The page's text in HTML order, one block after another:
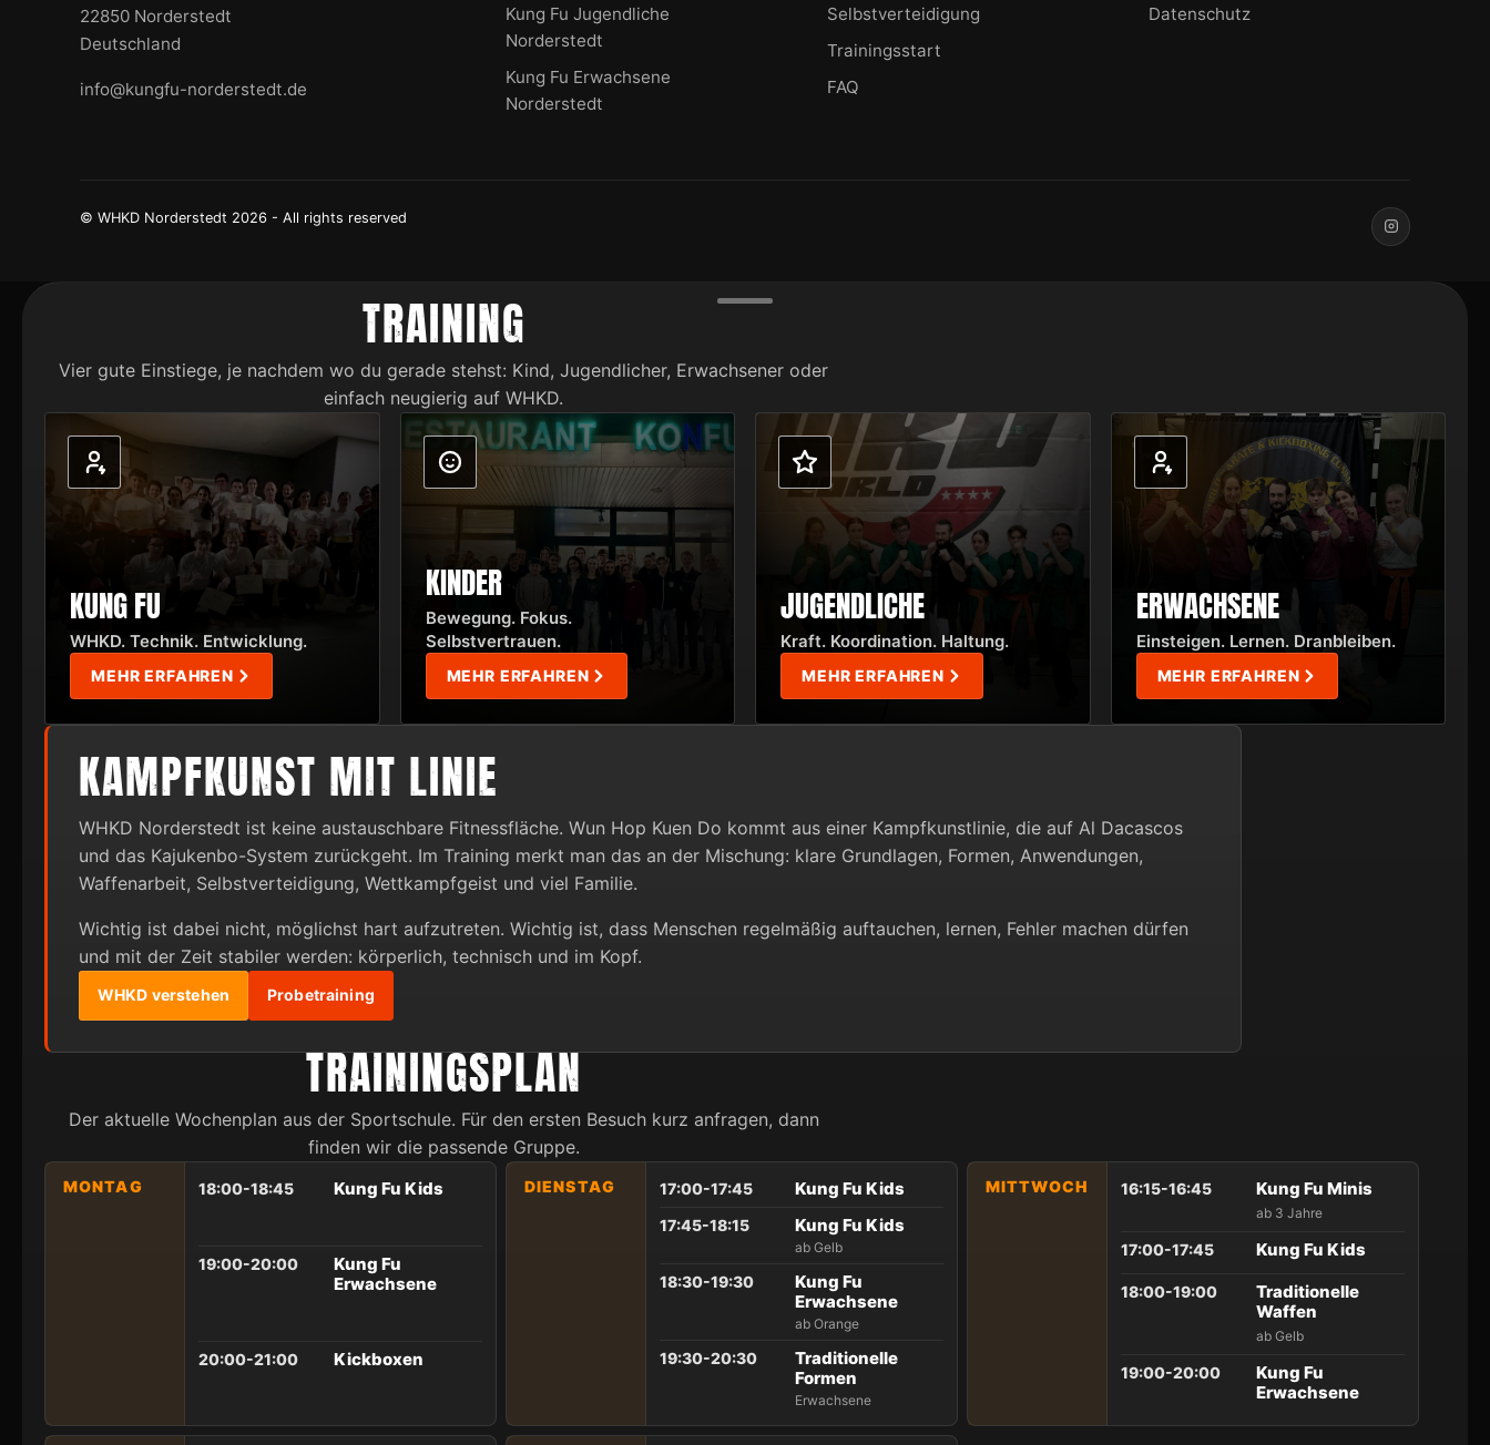
22850 Norderstedt
Deutschland
info@kungfu-norderstedt.de
Kung Fu Jugendliche
Norderstedt
Kung Fu Erwachsene
Norderstedt
Selbstverteidigung
Trainingsstart
FAQ
Datenschutz
© WHKD Norderstedt 2026 - All rights reserved
TRAINING
Vier gute Einstiege, je nachdem wo du gerade stehst: Kind, Jugendlicher, Erwachsener oder
einfach neugierig auf WHKD.
KUNG FU
WHKD. Technik. Entwicklung.
MEHR ERFAHREN
KINDER
Bewegung. Fokus.
Selbstvertrauen.
MEHR ERFAHREN
JUGENDLICHE
Kraft. Koordination. Haltung.
MEHR ERFAHREN
ERWACHSENE
Einsteigen. Lernen. Dranbleiben.
MEHR ERFAHREN
KAMPFKUNST MIT LINIE
WHKD Norderstedt ist keine austauschbare Fitnessfläche. Wun Hop Kuen Do kommt aus einer Kampfkunstlinie, die auf Al Dacascos
und das Kajukenbo-System zurückgeht. Im Training merkt man das an der Mischung: klare Grundlagen, Formen, Anwendungen,
Waffenarbeit, Selbstverteidigung, Wettkampfgeist und viel Familie.
Wichtig ist dabei nicht, möglichst hart aufzutreten. Wichtig ist, dass Menschen regelmäßig auftauchen, lernen, Fehler machen dürfen
und mit der Zeit stabiler werden: körperlich, technisch und im Kopf.
WHKD verstehen Probetraining
TRAININGSPLAN
Der aktuelle Wochenplan aus der Sportschule. Für den ersten Besuch kurz anfragen, dann
finden wir die passende Gruppe.
MONTAG 18:00-18:45 Kung Fu Kids
19:00-20:00
Kung Fu
Erwachsene
20:00-21:00 Kickboxen
DIENSTAG 17:00-17:45 Kung Fu Kids
17:45-18:15 Kung Fu Kids
ab Gelb
18:30-19:30
Kung Fu
Erwachsene
ab Orange
19:30-20:30
Traditionelle
Formen
Erwachsene
MITTWOCH 16:15-16:45 Kung Fu Minis
ab 3 Jahre
17:00-17:45 Kung Fu Kids
18:00-19:00
Traditionelle
Waffen
ab Gelb
19:00-20:00
Kung Fu
Erwachsene